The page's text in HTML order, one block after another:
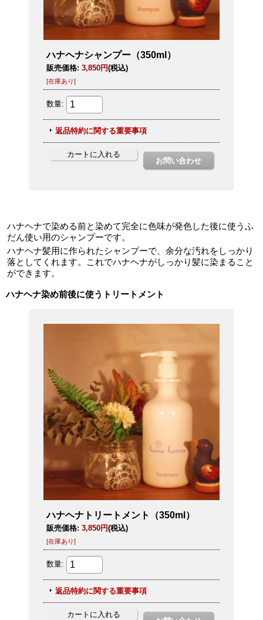
ハナヘナで染める前と染めて完全に色味が発色した後に使うふ
だん使い用のシャンプーです。
ハナヘナ髪用に作られたシャンプーで、余分な汚れをしっかり
落としてくれます。これでハナヘナがしっかり髪に染まること
ができます。
ハナヘナ染め前後に使うトリートメント